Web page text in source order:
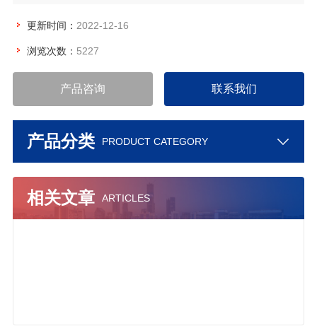
更新时间： 2022-12-16
浏览次数： 5227
产品咨询 联系我们
产品分类 PRODUCT CATEGORY
相关文章 ARTICLES